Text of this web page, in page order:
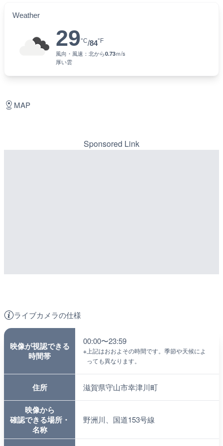
Weather
29°C/84°F
風向・風速： 北から0.73ｍ/s
厚い雲
ライブカメラの仕様
映像が視認できる
時間帯
00:00〜23:59
※ 上記はおおよその時間です。季節や天候によ
っても異なります。
住所 滋賀県守山市幸津川町
映像から
確認できる場所・
名称
野洲川、国道153号線
MAP
Sponsored Link